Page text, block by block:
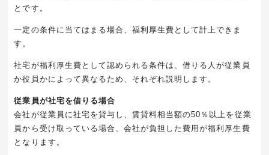
とです。
一定の条件に当てはまる場合、福利厚生費として計上できま
す。
社宅が福利厚生費として認められる条件は、借りる人が従業員
か役員かによって異なるため、それぞれ説明します。
従業員が社宅を借りる場合
会社が従業員に社宅を貸与し、賃貸料相当額の50％以上を従業
員から受け取っている場合、会社が負担した費用が福利厚生費
となります。